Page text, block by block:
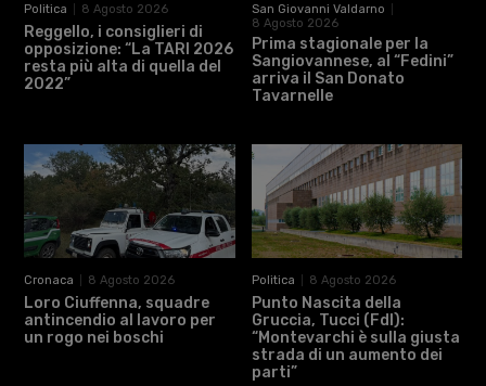
Politica 8 Agosto 2026
Reggello, i consiglieri di
opposizione: “La TARI 2026
resta più alta di quella del
2022”
San Giovanni Valdarno
8 Agosto 2026
Prima stagionale per la
Sangiovannese, al “Fedini”
arriva il San Donato
Tavarnelle
Cronaca 8 Agosto 2026
Loro Ciuffenna, squadre
antincendio al lavoro per
un rogo nei boschi
Politica 8 Agosto 2026
Punto Nascita della
Gruccia, Tucci (FdI):
“Montevarchi è sulla giusta
strada di un aumento dei
parti”